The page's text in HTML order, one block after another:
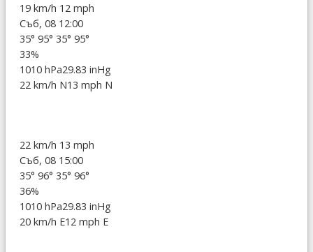
19 km/h 12 mph
Съб, 08 12:00
35° 95° 35° 95°
33%
1010 hPa29.83 inHg
22 km/h N13 mph N
22 km/h 13 mph
Съб, 08 15:00
35° 96° 35° 96°
36%
1010 hPa29.83 inHg
20 km/h E12 mph E